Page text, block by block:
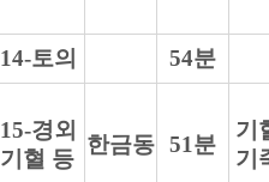
14-토의 54분
15-경외
기혈 등
한금동 51분
기
기